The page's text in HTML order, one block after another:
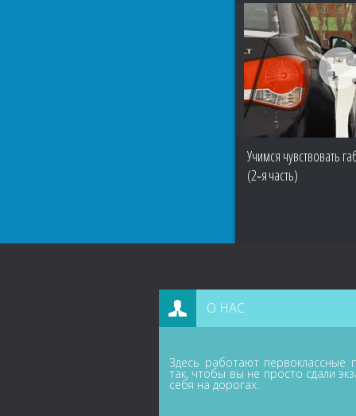
Учимся чувствовать
(2‑я часть)
О НАС
Здесь работают первоклассные
так, чтобы вы не просто сдали
себя на дорогах.